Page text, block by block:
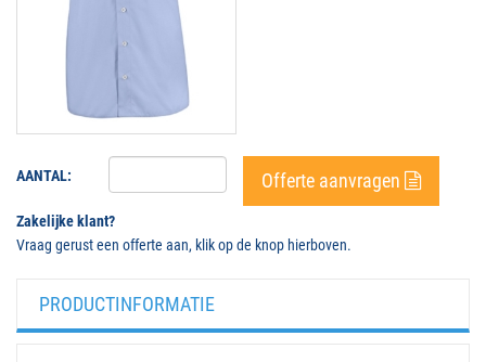
AANTAL: Offerte aanvragen
Zakelijke klant?
Vraag gerust een offerte aan, klik op de knop hierboven.
PRODUCTINFORMATIE